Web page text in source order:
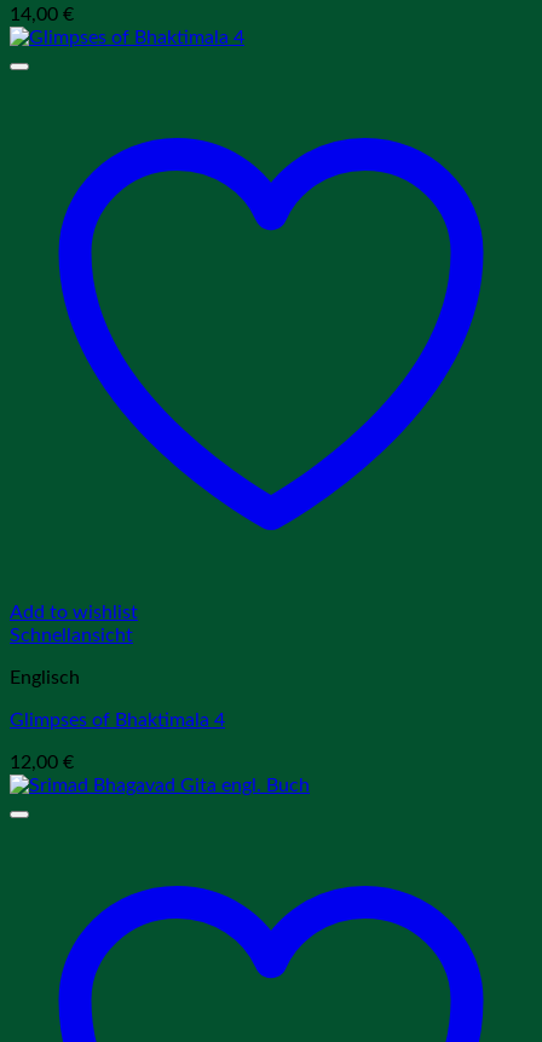
14,00 €
Add to wishlist
Schnellansicht
Englisch
Glimpses of Bhaktimala 4
12,00 €